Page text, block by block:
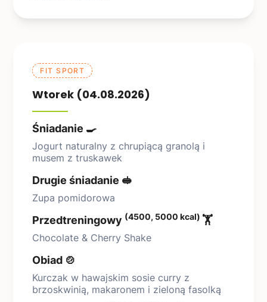
FIT SPORT
Wtorek (04.08.2026)
Śniadanie 🍳
Jogurt naturalny z chrupiącą granolą i
musem z truskawek
Drugie śniadanie 🥪
Zupa pomidorowa
Przedtreningowy (4500, 5000 kcal) 🏋️
Chocolate & Cherry Shake
Obiad 🍲
Kurczak w hawajskim sosie curry z
brzoskwinią, makaronem i zieloną fasolką